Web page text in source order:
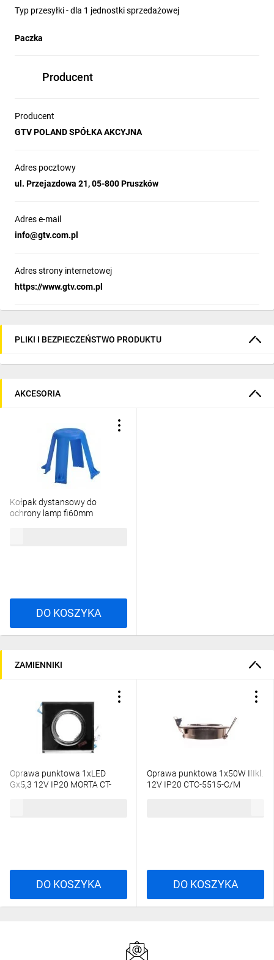
Typ przesyłki - dla 1 jednostki sprzedażowej
Paczka
Producent
Producent
GTV POLAND SPÓŁKA AKCYJNA
Adres pocztowy
ul. Przejazdowa 21, 05-800 Pruszków
Adres e-mail
info­@gtv.com.pl
Adres strony internetowej
https://www.gtv.com.pl
PLIKI I BEZPIECZEŃSTWO PRODUKTU
AKCESORIA
Kołpak dystansowy do
ochrony lamp fi60mm
DO KOSZYKA
ZAMIENNIKI
Oprawa punktowa 1xLED
Gx5,3 12V IP20 MORTA CT-
DO KOSZYKA
Oprawa punktowa 1x50W IIIkl.
12V IP20 CTC-5515-C/M
DO KOSZYKA